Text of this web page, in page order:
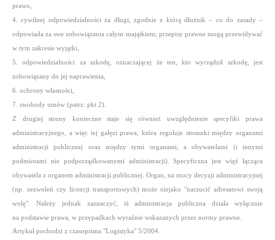
prawo,
4. cywilnej odpowiedzialności za długi, zgodnie z którą dłużnik – co do zasady –
odpowiada za swe zobowiązania całym majątkiem; przepisy prawne mogą przewidywać
w tym zakresie wyjątki,
5. odpowiedzialności za szkodę, oznaczającej że ten, kto wyrządził szkodę, jest
zobowiązany do jej naprawienia,
6. ochrony własności,
7. swobody umów (patrz: pkt 2).
Z drugiej strony konieczne staje się również uwzględnienie specyfiki prawa
administracyjnego, a więc tej gałęzi prawa, która reguluje stosunki między organami
administracji publicznej oraz między tymi organami, a obywatelami (i innymi
podmiotami nie podporządkowanymi administracji). Specyficzna jest więź łącząca
obywatela z organem administracji publicznej. Organ, na mocy decyzji administracyjnej
(np. zezwoleń czy licencji transportowych) może niejako "narzucić adresatowi swoją
wolę". Należy jednak zaznaczyć, iż administracja publiczna działa wyłącznie
na podstawie prawa, w przypadkach wyraźnie wskazanych przez normy prawne.
Artykuł pochodzi z czasopisma "Logistyka" 5/2004.